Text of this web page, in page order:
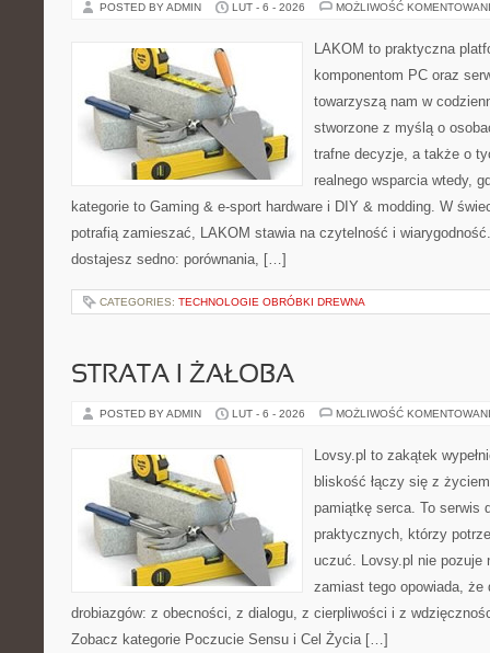
POSTED BY ADMIN LUT - 6 - 2026 MOŻLIWOŚĆ
LAKOM to praktyczna
komponentom PC oraz
towarzyszą nam w
stworzone z myślą o
trafne decyzje, a także o
realnego wsparcia wtedy,
kategorie to Gaming & e-sport hardware i DIY & modding. W
potrafią zamieszać, LAKOM stawia na czytelność i
dostajesz sedno: porównania, […]
CATEGORIES: TECHNOLOGIE OBRÓBKI DREWNA
STRATA I ŻAŁOBA
POSTED BY ADMIN LUT - 6 - 2026 MOŻLIWOŚĆ
Lovsy.pl to zakątek
bliskość łączy się z
pamiątkę serca. To serwis
praktycznych, którzy
uczuć. Lovsy.pl nie pozuje
zamiast tego opowiada, że
drobiazgów: z obecności, z dialogu, z cierpliwości i z
Zobacz kategorie Poczucie Sensu i Cel Życia […]